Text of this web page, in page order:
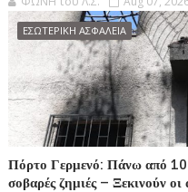
ΕΣΩΤΕΡΙΚΗ ΑΣΦΑΛΕΙΑ
Πόρτο Γερμενό: Πάνω από
σοβαρές ζημιές – Ξεκινούν